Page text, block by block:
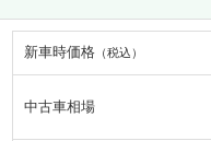
新車時価格 （税込）
中古車相場